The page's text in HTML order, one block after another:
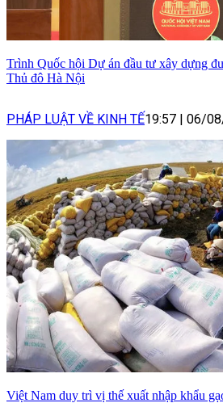
Trình Quốc hội Dự án đầu tư xây dựng
Thủ đô Hà Nội
PHÁP LUẬT VỀ KINH TẾ19:57 | 06/
Việt Nam duy trì vị thế xuất nhập khẩu